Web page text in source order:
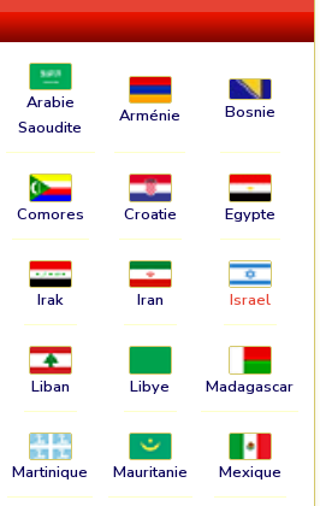
Arabie
Saoudite
Arménie Bosnie
Comores Croatie Egypte
Irak Iran Israel
Liban Libye Madagascar
Martinique Mauritanie Mexique